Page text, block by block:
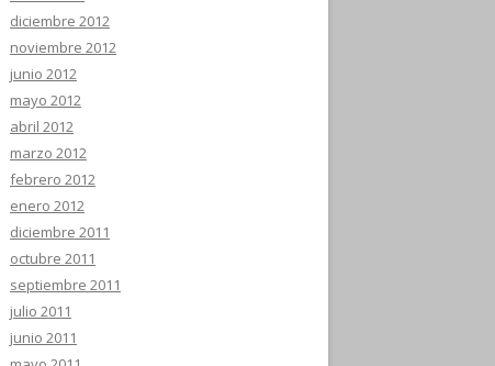
diciembre 2012
noviembre 2012
junio 2012
mayo 2012
abril 2012
marzo 2012
febrero 2012
enero 2012
diciembre 2011
octubre 2011
septiembre 2011
julio 2011
junio 2011